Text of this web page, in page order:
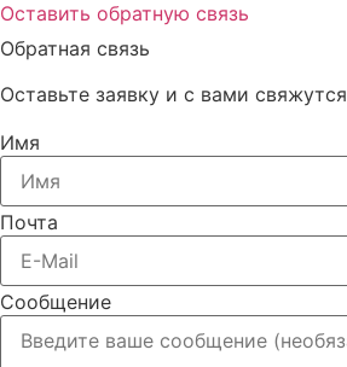
Оставить обратную связь
Обратная связь
Оставьте заявку и с вами свяжутся
Имя
Почта
Сообщение